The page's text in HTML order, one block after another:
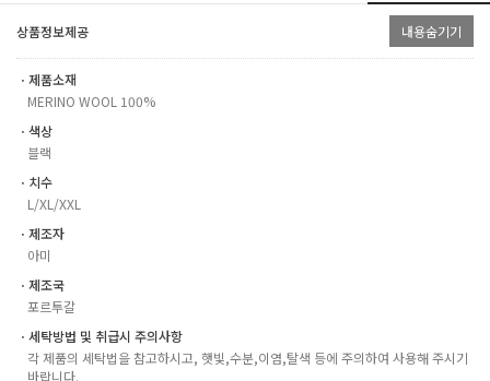
상품정보제공 내용숨기기
ㆍ제품소재
MERINO WOOL 100%
ㆍ색상
블랙
ㆍ치수
L/XL/XXL
ㆍ제조자
아미
ㆍ제조국
포르투갈
ㆍ세탁방법 및 취급시 주의사항
각 제품의 세탁법을 참고하시고, 햇빛,수분,이염,탈색 등에 주의하여 사용해 주시기
바랍니다.